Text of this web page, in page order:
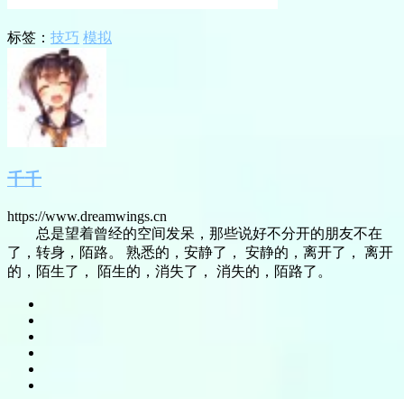
标签： 技巧 模拟
千千
https://www.dreamwings.cn
总是望着曾经的空间发呆，那些说好不分开的朋友不在
了，转身，陌路。 熟悉的，安静了， 安静的，离开了， 离开
的，陌生了， 陌生的，消失了， 消失的，陌路了。